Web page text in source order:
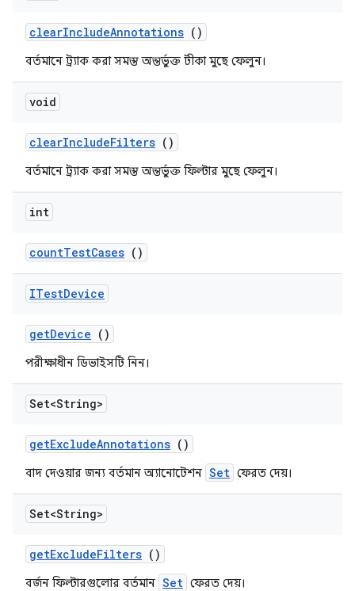
clearIncludeAnnotations ()
বর্তমানে ট্র্যাক করা সমস্ত অন্তর্ভুক্ত টীকা মুছে ফেলুন।
void
clearIncludeFilters ()
বর্তমানে ট্র্যাক করা সমস্ত অন্তর্ভুক্ত ফিল্টার মুছে ফেলুন।
int
countTestCases ()
ITestDevice
getDevice ()
পরীক্ষাধীন ডিভাইসটি নিন।
Set<String>
getExcludeAnnotations ()
বাদ দেওয়ার জন্য বর্তমান অ্যানোটেশন Set ফেরত দেয়।
Set<String>
getExcludeFilters ()
বর্জন ফিল্টারগুলোর বর্তমান Set ফেরত দেয়।